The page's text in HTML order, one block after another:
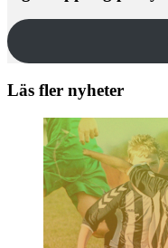
Läs fler nyheter